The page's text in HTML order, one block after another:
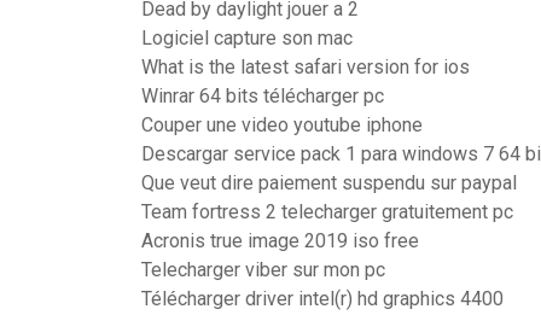
Dead by daylight jouer a 2
Logiciel capture son mac
What is the latest safari version for ios
Winrar 64 bits télécharger pc
Couper une video youtube iphone
Descargar service pack 1 para windows 7 64
Que veut dire paiement suspendu sur paypal
Team fortress 2 telecharger gratuitement pc
Acronis true image 2019 iso free
Telecharger viber sur mon pc
Télécharger driver intel(r) hd graphics 4400